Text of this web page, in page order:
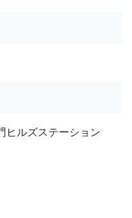
ヒルズステーション